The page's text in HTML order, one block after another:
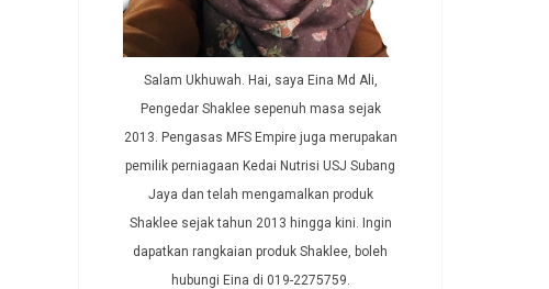
Salam Ukhuwah. Hai, saya Eina Md Ali,
Pengedar Shaklee sepenuh masa sejak
2013. Pengasas MFS Empire juga merupakan
pemilik perniagaan Kedai Nutrisi USJ Subang
Jaya dan telah mengamalkan produk
Shaklee sejak tahun 2013 hingga kini. Ingin
dapatkan rangkaian produk Shaklee, boleh
hubungi Eina di 019-2275759.